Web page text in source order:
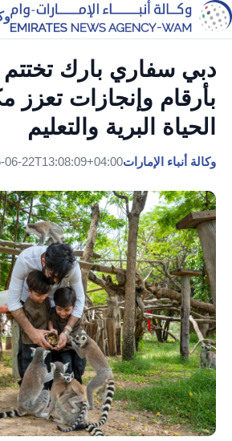
بأرقام وإنجازات تعزز
الحياة البرية والتعليم
وكالة أنباء الإمارات06-22T13:08:09+04:00